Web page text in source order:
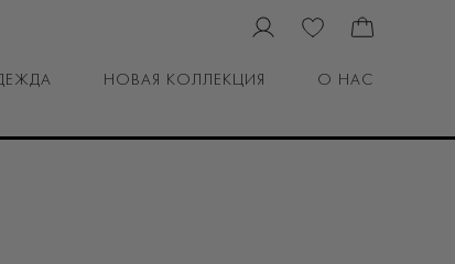
НОВАЯ КОЛЛЕКЦИЯ О НАС